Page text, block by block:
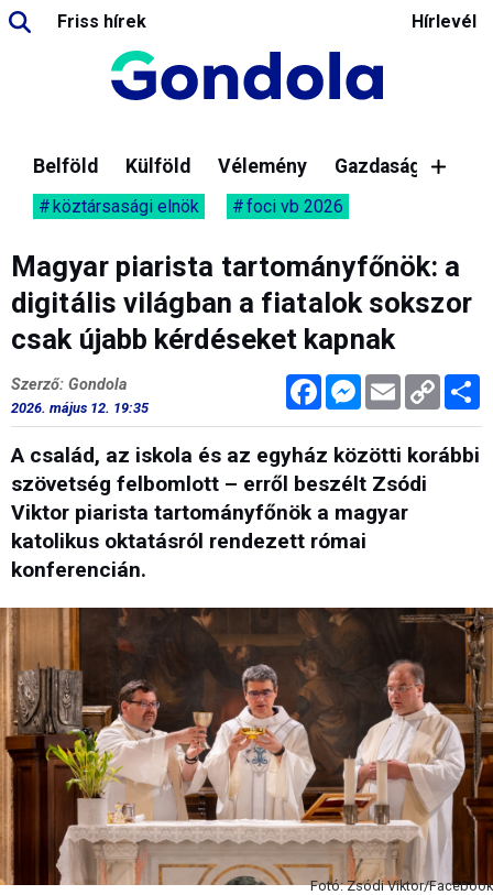
Friss hírek Hírlevél
Belföld Külföld Vélemény Gazdaság
köztársasági elnök foci vb 2026
Magyar piarista tartományfőnök: a
digitális világban a fiatalok sokszor
csak újabb kérdéseket kapnak
FacebookMessenger
Email Copy
Link
Szerző: Gondola
2026. május 12. 19:35
A család, az iskola és az egyház közötti korábbi
szövetség felbomlott – erről beszélt Zsódi
Viktor piarista tartományfőnök a magyar
katolikus oktatásról rendezett római
konferencián.
Fotó: Zsódi Viktor/Facebook